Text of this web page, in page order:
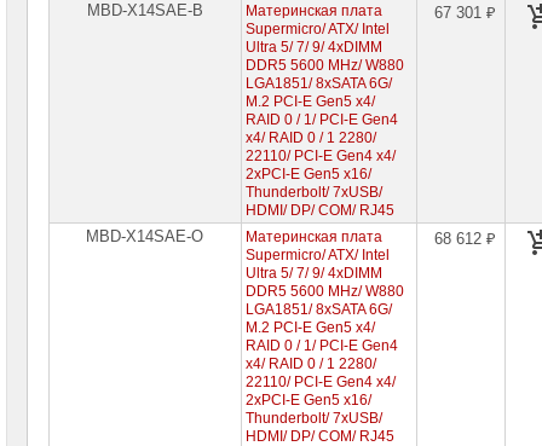
MBD-X14SAE-B
Материнская плата
Supermicro/ ATX/ Intel
Ultra 5/ 7/ 9/ 4xDIMM
DDR5 5600 MHz/ W880
LGA1851/ 8xSATA 6G/
M.2 PCI-E Gen5 x4/
RAID 0 / 1/ PCI-E Gen4
x4/ RAID 0 / 1 2280/
22110/ PCI-E Gen4 x4/
2xPCI-E Gen5 x16/
Thunderbolt/ 7xUSB/
HDMI/ DP/ COM/ RJ45
67 301 ₽
MBD-X14SAE-O
Материнская плата
Supermicro/ ATX/ Intel
Ultra 5/ 7/ 9/ 4xDIMM
DDR5 5600 MHz/ W880
LGA1851/ 8xSATA 6G/
M.2 PCI-E Gen5 x4/
RAID 0 / 1/ PCI-E Gen4
x4/ RAID 0 / 1 2280/
22110/ PCI-E Gen4 x4/
2xPCI-E Gen5 x16/
Thunderbolt/ 7xUSB/
HDMI/ DP/ COM/ RJ45
68 612 ₽